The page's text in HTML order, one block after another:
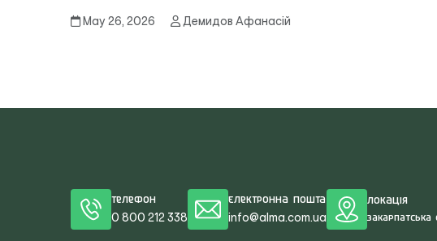
May 26, 2026 Демидов Афанасій
Телефон
0 800 212 338
Електронна пошта
info@alma.com.ua
Локація
Закарпатська